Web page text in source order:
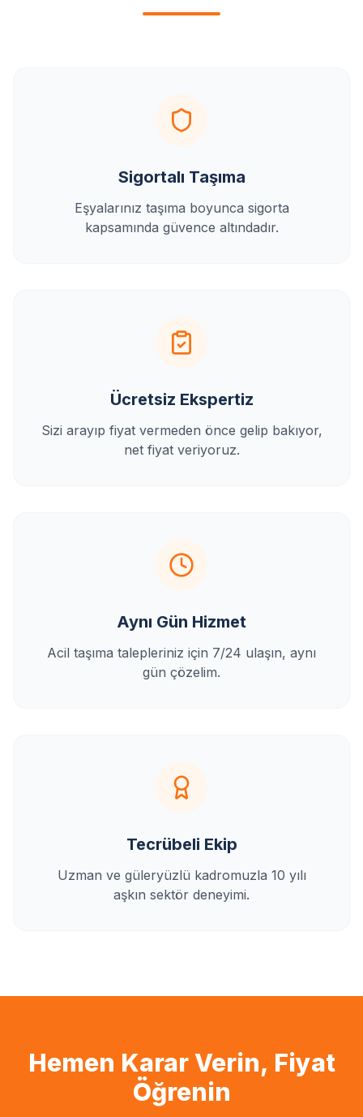
Sigortalı Taşıma
Eşyalarınız taşıma boyunca sigorta
kapsamında güvence altındadır.
Ücretsiz Ekspertiz
Sizi arayıp fiyat vermeden önce gelip bakıyor,
net fiyat veriyoruz.
Aynı Gün Hizmet
Acil taşıma talepleriniz için 7/24 ulaşın, aynı
gün çözelim.
Tecrübeli Ekip
Uzman ve güleryüzlü kadromuzla 10 yılı
aşkın sektör deneyimi.
Hemen Karar Verin, Fiyat
Öğrenin